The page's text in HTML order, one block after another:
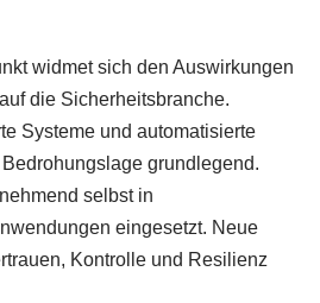
widmet sich den Auswirkungen
die Sicherheitsbranche.
Systeme und automatisierte
grundlegend.
selbst in
eingesetzt. Neue
Kontrolle und Resilienz